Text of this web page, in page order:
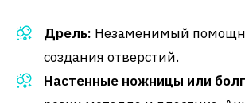
Дрель: Незаменимый
создания отверстий.
Настенные ножницы или